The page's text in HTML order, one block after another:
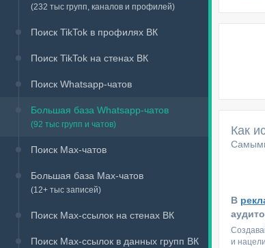
Как
В
и
(232 тыс групп, каналов и профилей)
Поиск TikTok в профилях ВК
Поиск TikTok на стенах ВК
Поиск Whatsapp-чатов
Большая база Whatsapp-чатов
(92 тыс групп и чатов)
Поиск Max-чатов
Большая база Max-чатов
(12+ тыс записей)
Поиск Max-ссылок на стенах ВК
Поиск Max-ссылок в данных групп ВК